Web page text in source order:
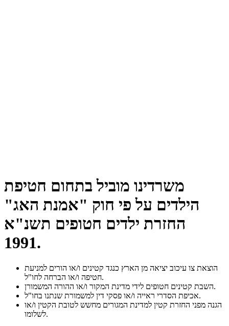
משרדינו מוביל בתחום חטיפת
הילדים על פי חוק "אמנת האג"
החזרת ילדים חטופים תשנ"א
1991.
הוצאת צו עיכוב יציאה מן הארץ כנגד קטינים ו/או הורים למניעת
חטיפה ו/או הברחה לחו"ל.
השבת קטינים חטופים לידי מדינת המקור ו/או ההורה המשמורן.
אכיפת הסדרי ראייה ו/או פסקי דין למשמורת שנתנו בחו"ל.
הגנה מפני החזרת קטין למדינת המגורים מחשש לטובת הקטין ו/או
לשלומו.